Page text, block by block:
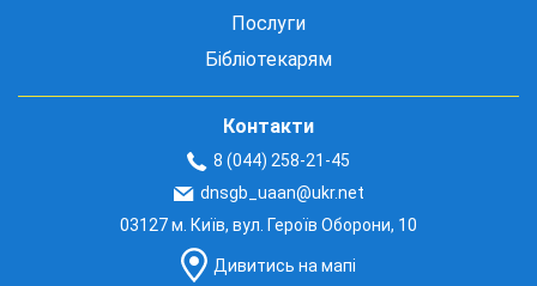
Послуги
Бібліотекарям
Контакти
8 (044) 258-21-45
dnsgb_uaan@ukr.net
03127 м. Київ, вул. Героїв Оборони, 10
Дивитись на мапі